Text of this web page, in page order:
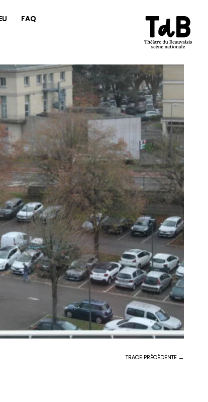
FAQ
TRACE PRÉCÉDENTE →